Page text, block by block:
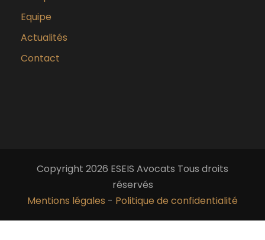
Equipe
Actualités
Contact
Copyright 2026 ESEIS Avocats Tous droits
réservés
Mentions légales - Politique de confidentialité